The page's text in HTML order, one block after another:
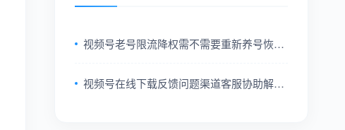
视频号老号限流降权需不需要重新养号恢复
视频号在线下载反馈问题渠道客服协助解决